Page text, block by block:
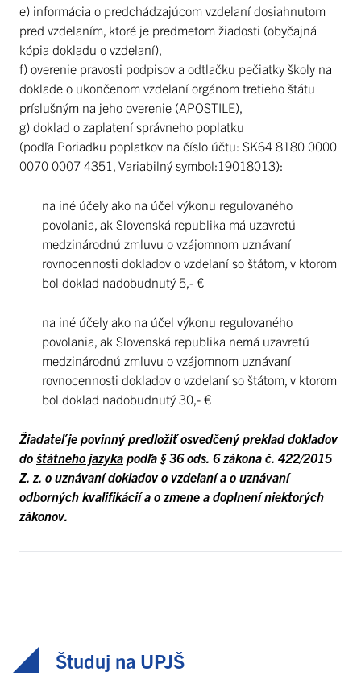
e) informácia o predchádzajúcom vzdelaní dosiahnutom
pred vzdelaním, ktoré je predmetom žiadosti (obyčajná
kópia dokladu o vzdelaní),
f) overenie pravosti podpisov a odtlačku pečiatky školy na
doklade o ukončenom vzdelaní orgánom tretieho štátu
príslušným na jeho overenie (APOSTILE),
g) doklad o zaplatení správneho poplatku
(podľa Poriadku poplatkov na číslo účtu: SK64 8180 0000
0070 0007 4351, Variabilný symbol:19018013):
na iné účely ako na účel výkonu regulovaného
povolania, ak Slovenská republika má uzavretú
medzinárodnú zmluvu o vzájomnom uznávaní
rovnocennosti dokladov o vzdelaní so štátom, v ktorom
bol doklad nadobudnutý 5,- €
na iné účely ako na účel výkonu regulovaného
povolania, ak Slovenská republika nemá uzavretú
medzinárodnú zmluvu o vzájomnom uznávaní
rovnocennosti dokladov o vzdelaní so štátom, v ktorom
bol doklad nadobudnutý 30,- €
Žiadateľ je povinný predložiť osvedčený preklad dokladov
do štátneho jazyka podľa § 36 ods. 6 zákona č. 422/2015
Z. z. o uznávaní dokladov o vzdelaní a o uznávaní
odborných kvalifikácií a o zmene a doplnení niektorých
zákonov.
Študuj na UPJŠ